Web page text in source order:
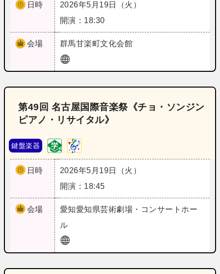
日時
2026年5月19日（火）
開演：18:30
会場 群馬甘楽町文化会館
第49回 名古屋国際音楽祭《チョ・ソンジン
ピアノ・リサイタル》
鍵盤楽器
日時
2026年5月19日（火）
開演：18:45
会場 愛知愛知県芸術劇場・コンサートホー
ル